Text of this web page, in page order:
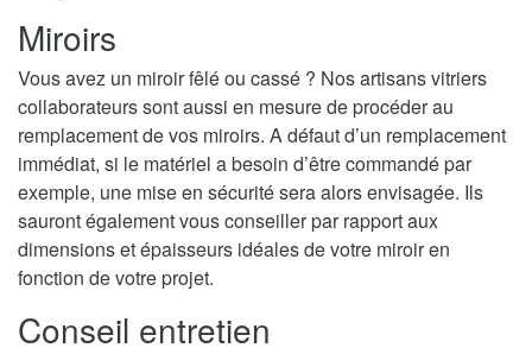
Miroirs
Vous avez un miroir fêlé ou cassé ? Nos artisans vitriers
collaborateurs sont aussi en mesure de procéder au
remplacement de vos miroirs. A défaut d’un remplacement
immédiat, si le matériel a besoin d’être commandé par
exemple, une mise en sécurité sera alors envisagée. Ils
sauront également vous conseiller par rapport aux
dimensions et épaisseurs idéales de votre miroir en
fonction de votre projet.
Conseil entretien